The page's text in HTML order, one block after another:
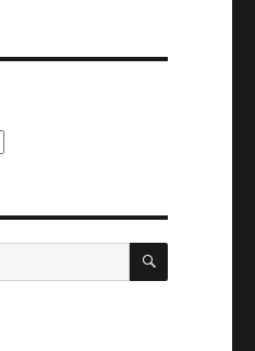
SEARCH